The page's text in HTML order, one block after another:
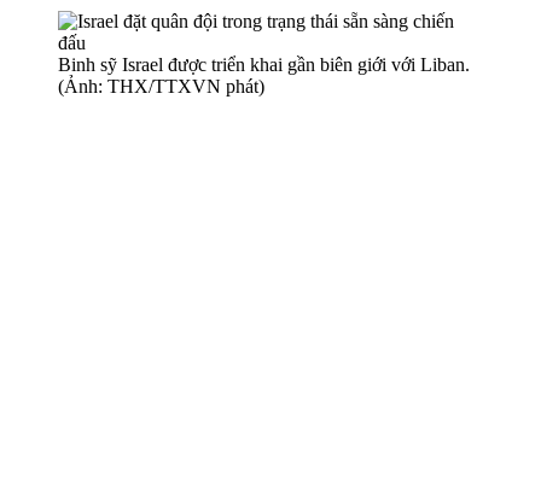
Binh sỹ Israel được triển khai gần biên giới với Liban.
(Ảnh: THX/TTXVN phát)